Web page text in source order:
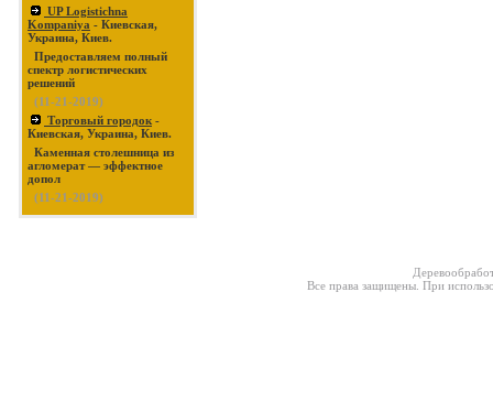
UP Logistichna
Kompaniya - Киевская,
Украина, Киев.
Предоставляем полный
спектр логистических
решений
(11-21-2019)
Торговый городок -
Киевская, Украина, Киев.
Каменная столешница из
агломерат — эффектное
допол
(11-21-2019)
Все права защищены. При